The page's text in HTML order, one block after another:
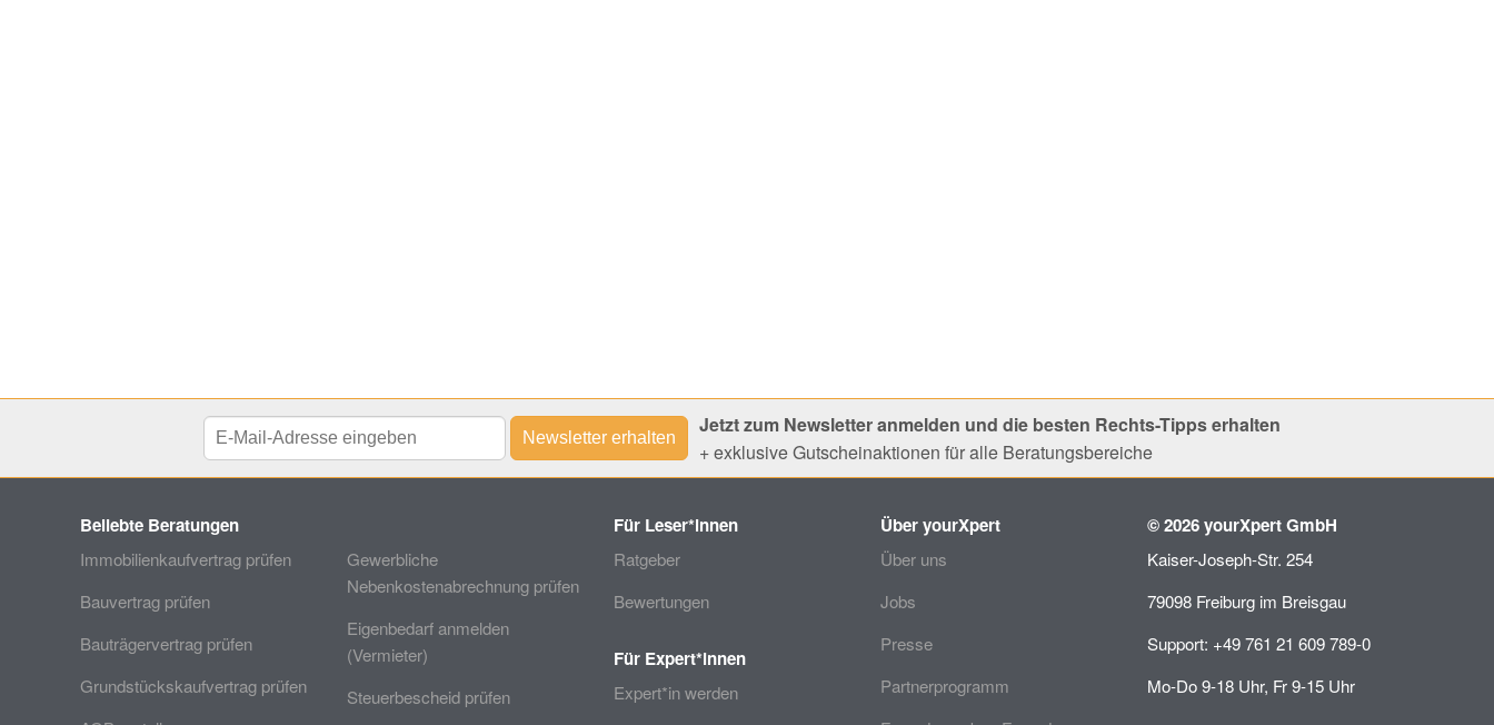
Jetzt zum Newsletter anmelden und die besten Rechts-Tipps erhalten
+ exklusive Gutscheinaktionen für alle Beratungsbereiche
Beliebte Beratungen
Immobilienkaufvertrag prüfen
Bauvertrag prüfen
Bauträgervertrag prüfen
Grundstückskaufvertrag prüfen
Gewerbliche
Nebenkostenabrechnung prüfen
Eigenbedarf anmelden
(Vermieter)
Steuerbescheid prüfen
Für Leser*innen
Ratgeber
Bewertungen
Für Expert*innen
Expert*in werden
Über yourXpert
Über uns
Jobs
Presse
Partnerprogramm
© 2026 yourXpert GmbH
Kaiser-Joseph-Str. 254
79098 Freiburg im Breisgau
Support: +49 761 21 609 789-0
Mo-Do 9-18 Uhr, Fr 9-15 Uhr